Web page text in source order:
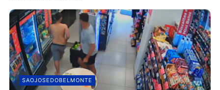
SAOJOSEDOBELMONTE